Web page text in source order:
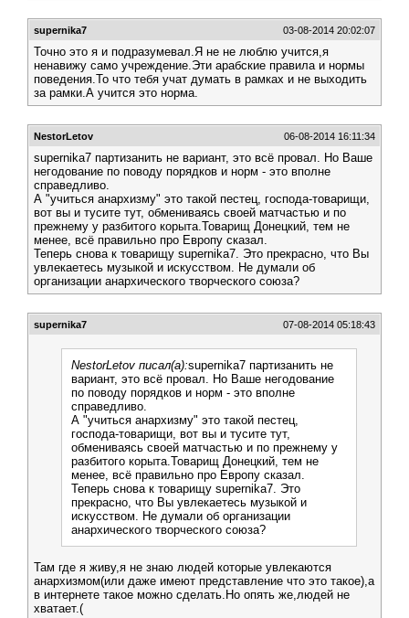
supernika7 03-08-2014 20:02:07
Точно это я и подразумевал.Я не не люблю учится,я
ненавижу само учреждение.Эти арабские правила и нормы
поведения.То что тебя учат думать в рамках и не выходить
за рамки.А учится это норма.
NestorLetov 06-08-2014 16:11:34
supernika7 партизанить не вариант, это всё провал. Но Ваше
негодование по поводу порядков и норм - это вполне
справедливо.
А "учиться анархизму" это такой пестец, господа-товарищи,
вот вы и тусите тут, обмениваясь своей матчастью и по
прежнему у разбитого корыта.Товарищ Донецкий, тем не
менее, всё правильно про Европу сказал.
Теперь снова к товарищу supernika7. Это прекрасно, что Вы
увлекаетесь музыкой и искусством. Не думали об
организации анархического творческого союза?
supernika7 07-08-2014 05:18:43
NestorLetov писал(а):supernika7 партизанить не
вариант, это всё провал. Но Ваше негодование
по поводу порядков и норм - это вполне
справедливо.
А "учиться анархизму" это такой пестец,
господа-товарищи, вот вы и тусите тут,
обмениваясь своей матчастью и по прежнему у
разбитого корыта.Товарищ Донецкий, тем не
менее, всё правильно про Европу сказал.
Теперь снова к товарищу supernika7. Это
прекрасно, что Вы увлекаетесь музыкой и
искусством. Не думали об организации
анархического творческого союза?
Там где я живу,я не знаю людей которые увлекаются
анархизмом(или даже имеют представление что это такое),а
в интернете такое можно сделать.Но опять же,людей не
хватает.(